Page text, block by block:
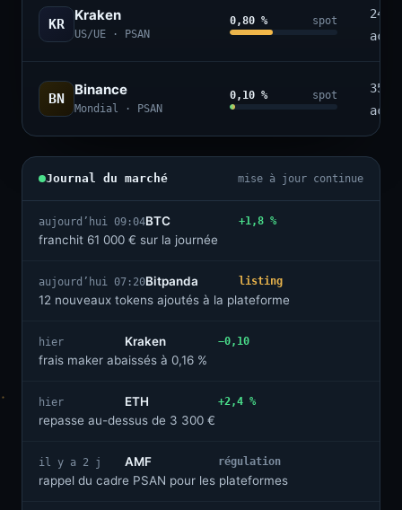
KR
Kraken
US/UE · PSAN
0,80 % spot
240+
BN
Binance
Mondial · PSAN
0,10 % spot
350+
Journal du marché mise à jour continue
aujourd’hui 09:04BTC
franchit 61 000 € sur la journée
+1,8 %
aujourd’hui 07:20Bitpanda
12 nouveaux tokens ajoutés à la plateforme
listing
hier
Kraken
frais maker abaissés à 0,16 %
−0,10
hier
ETH
repasse au-dessus de 3 300 €
+2,4 %
il y a 2 j
AMF
rappel du cadre PSAN pour les plateformes
régulation